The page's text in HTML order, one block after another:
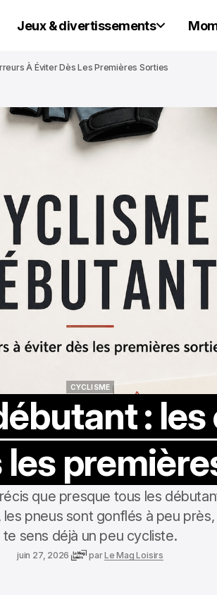
Jeux & divertissements
À Éviter Dès Les Premières Sorties
CYCLISME
: les
que presque tous les
pneus sont gonflés à peu
te sens déjà un peu cycliste.
juin 27, 2026 parLe Mag Loisirs